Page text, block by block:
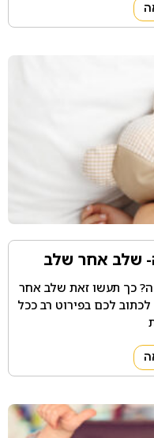
שלב אחר שלב
כך תעשו זאת שלב אחר
לכם בפירוט רב ככל